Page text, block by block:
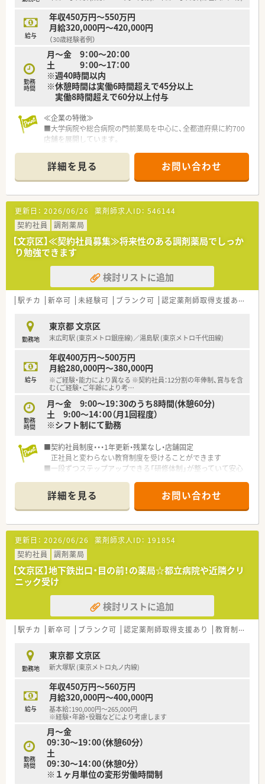
【こんな方にオススメ】
■年間休日が120日以上ある環境で、プライベートや家族との時
間を大切にしながら、薬剤師としてキャリアを積みたい方に最適
です。
■手厚い借上げ社宅制度を利用して、自己負担2割という低コス
トで新生活をスタートさせたい、遠方からの転職希望者にも推奨
します。
■大手グループの安定した経営基盤の下で、教育制度や福利厚生
が充実した職場を求めている安定志向の方に非常におすすめの
【やりがい/おすすめポイント】
■病院門前という立地から、最新の高度な薬物療法に触れる機会
が多く、薬剤師としての知的好奇心を常に満たせるやりがいがあ
ります。
■患者様一人ひとりと深く向き合えるマンツーマン薬局のスタ
イルをとっており、感謝の言葉を直接いただける瞬間が大きな喜
びです。
■1分単位の残業代支給や豊富な手当など、日々の努力がしっか
りと給与に反映される仕組みがあるため、高いモチベーションを
維持できます。
給与
年収450万円～550万円
月給320,000円～420,000円
（30歳経験者例）
勤務
時間
月～金 9：00～20：00
土 9：00～17：00
※週40時間以内
※休憩時間は実働6時間超えで45分以上
実働8時間超えで60分以上付与
≪企業の特徴≫
■大学病院や総合病院の門前薬局を中心に、全都道府県に約700
店舗を展開しています。
の先駆けとして展開しているような企業です！
■患者様に選ばれる薬局を目指すべく、先進性を持って以下2つ
の機能を主に発揮しています。
◎専門医療機関連携
がん等の専門的な薬学管理に関係機関と連携して対応できる
◎地域連携
入退院時の医療機関等との情報連携や、在宅医療等に地域の薬局
と連携しながら一元的･継続的に対応できる
≪システム化が進んでいます！≫
■業務効率化の為、自社開発をした全店舗共通の調剤システムを
導入しています。
最新の情報や現場で働く薬剤師の声をもとに随時更新していま
す！
て薬局ごとに必要な調剤機器の積極的な導入をおこなっていま
す。
■監査システムやコンプライアンス研修など、働く従業員の方た
ちが安心して業務できるようなサポートが整っています。
≪こんな薬局です≫
■本郷三丁目駅の目の前にある薬局です！
■総合門前病院のため、様々な科目を勉強できる環境です。
■オンライン服薬指導も行っており、患者様のニーズに合わせて
対応しています！
≪こんな方にオススメです≫
■都心でどこへでもアクセスしやすい勤務地を希望する方
■面対応の薬局で様々な経験を積みたい方
詳細を見る お問い合わせ
更新日： 2026/06/26 薬剤師求人ID： 546144
契約社員
調剤薬局
【文京区】≪契約社員募集≫将来性のある調剤薬局でしっか
り勉強できます
検討リストに追加
駅チカ 新卒可 未経験可 ブランク可 認定薬剤師取得支援あり
勤務地
東京都 文京区
末広町駅 (東京メトロ銀座線)／湯島駅 (東京メトロ千代田線)
給与
年収400万円～500万円
月給280,000円～380,000円
※ご経験・能力により異なる ※契約社員：12分割の年俸制、賞与を含
む（ご経験・ご年齢により考…
勤務
時間
月～金 9:00～19：30のうち8時間(休憩60分)
土 9:00～14：00（月1回程度）
※シフト制にて勤務
■契約社員制度・・・1年更新・残業なし・店舗固定
正社員と変わらない教育制度を受けることができます
■一段ずつステップアップできる「研修体制」が整っていて安心
詳細を見る お問い合わせ
更新日： 2026/06/26 薬剤師求人ID： 191854
契約社員
調剤薬局
【文京区】地下鉄出口・目の前！の薬局☆都立病院や近隣クリ
ニック受け
検討リストに追加
駅チカ 新卒可 ブランク可 認定薬剤師取得支援あり 教育制度あり
勤務地
東京都 文京区
新大塚駅 (東京メトロ丸ノ内線)
給与
年収450万円～560万円
月給320,000円～400,000円
基本給：190,000円～265,000円
※経験・年齢・役職などにより考慮します
勤務
時間
月～金
09：30～19：00（休憩60分）
土
09：30～14：00（休憩0分）
※１ヶ月単位の変形労働時間制